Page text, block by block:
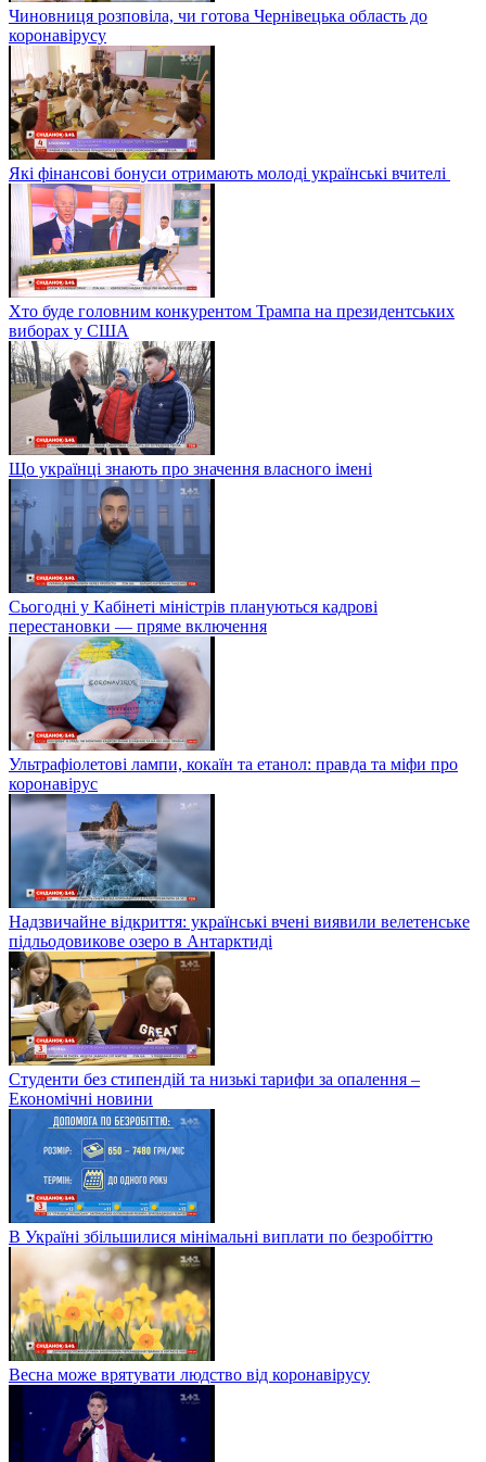
Чиновниця розповіла, чи готова Чернівецька область до
коронавірусу
Які фінансові бонуси отримають молоді українські вчителі
Хто буде головним конкурентом Трампа на президентських
виборах у США
Що українці знають про значення власного імені
Сьогодні у Кабінеті міністрів плануються кадрові
перестановки — пряме включення
Ультрафіолетові лампи, кокаїн та етанол: правда та міфи про
коронавірус
Надзвичайне відкриття: українські вчені виявили велетенське
підльодовикове озеро в Антарктиді
Студенти без стипендій та низькі тарифи за опалення –
Економічні новини
В Україні збільшилися мінімальні виплати по безробіттю
Весна може врятувати людство від коронавірусу